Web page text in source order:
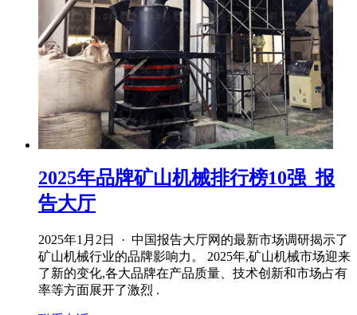
2025年品牌矿山机械排行榜10强_报
告大厅
2025年1月2日 · 中国报告大厅网的最新市场调研揭示了
矿山机械行业的品牌影响力。 2025年,矿山机械市场迎来
了新的变化,各大品牌在产品质量、技术创新和市场占有
率等方面展开了激烈 .